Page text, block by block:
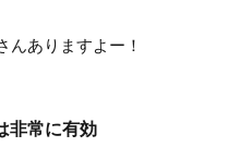
んありますよー！
非常に有効